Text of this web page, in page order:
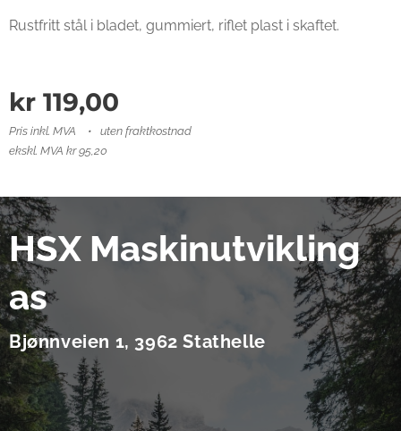
Rustfritt stål i bladet, gummiert, riflet plast i skaftet.
kr 119,00
Pris inkl. MVA
uten fraktkostnad
ekskl. MVA kr 95,20
HSX Maskinutvikling
as
Bjønnveien 1, 3962 Stathelle